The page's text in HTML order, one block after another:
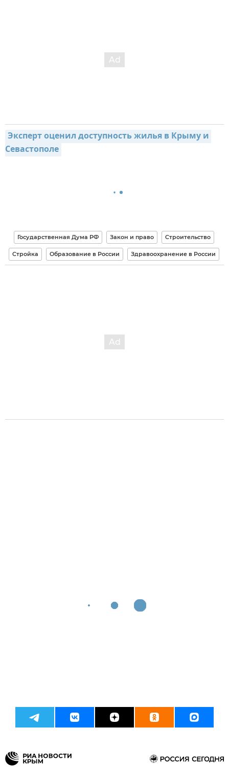
Эксперт оценил доступность жилья в Крыму и
Севастополе
Государственная Дума РФ Закон и право Строительство
Стройка Образование в России Здравоохранение в России